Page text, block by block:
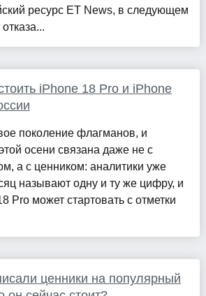
ресурс ET News, в следующем
iPhone 18 Pro и iPhone
поколение флагманов, и
осени связана даже не с
а с ценником: аналитики уже
называют одну и ту же цифру, и
Pro может стартовать с отметки
ценники на популярный